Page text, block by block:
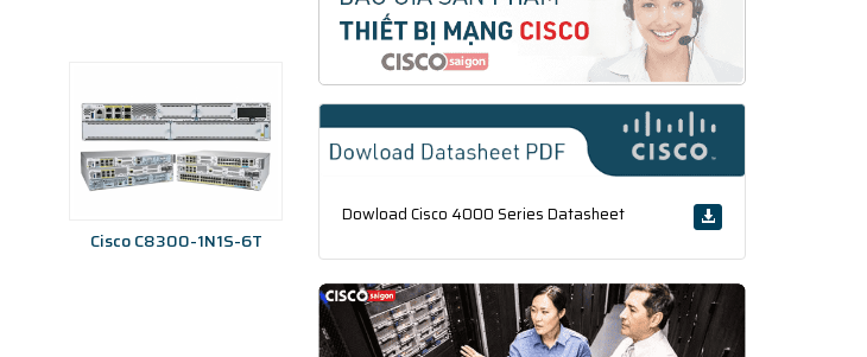
Cisco C8300-1N1S-6T
Dowload Cisco 4000 Series Datasheet